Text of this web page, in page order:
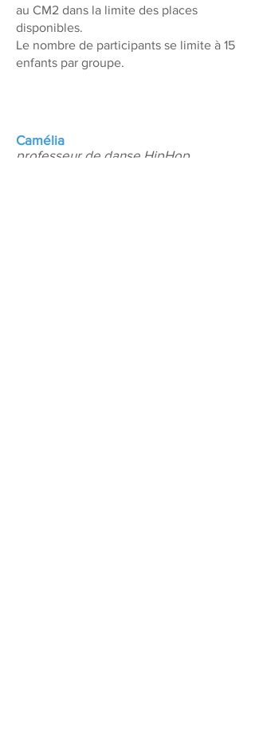
au CM2 dans la limite des places
disponibles.
Le nombre de participants se limite à 15
enfants par groupe.
Camélia
professeur de danse HipHop